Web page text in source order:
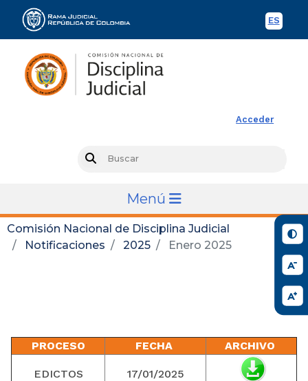
ES
Acceder
Menú
Comisión Nacional de Disciplina Judicial
Notificaciones
2025 Enero 2025
PROCESO FECHA ARCHIVO
EDICTOS 17/01/2025